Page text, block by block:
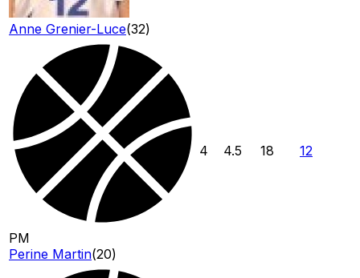
Anne Grenier-Luce(32)
PM
Perine Martin(20)
4 4.5 18 12